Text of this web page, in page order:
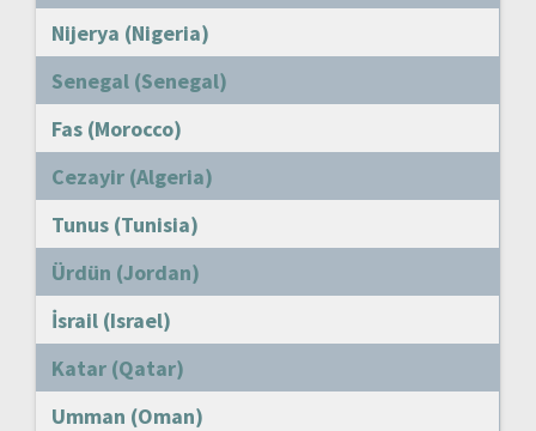
Nijerya (Nigeria)
Senegal (Senegal)
Fas (Morocco)
Cezayir (Algeria)
Tunus (Tunisia)
Ürdün (Jordan)
İsrail (Israel)
Katar (Qatar)
Umman (Oman)